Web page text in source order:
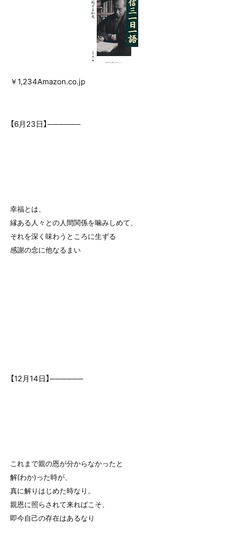
￥1,234Amazon.co.jp
【6月23日】──────
幸福とは、
縁ある人々との人間関係を噛みしめて、
それを深く味わうところに生ずる
感謝の念に他なるまい
【12月14日】──────
これまで親の恩が分からなかったと
解(わか)った時が、
真に解りはじめた時なり。
親恩に照らされて来ればこそ、
即今自己の存在はあるなり